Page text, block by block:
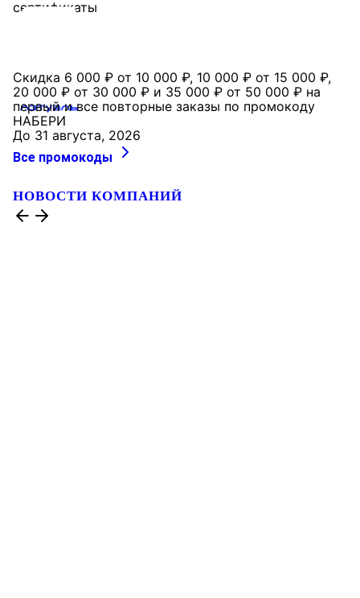
Скидка 6 000 ₽ от 10 000 ₽, 10 000 ₽ от 15 000 ₽,
20 000 ₽ от 30 000 ₽ и 35 000 ₽ от 50 000 ₽ на
первый и все повторные заказы по промокоду
НАБЕРИ
До 31 августа, 2026
Все промокоды
НОВОСТИ КОМПАНИЙ